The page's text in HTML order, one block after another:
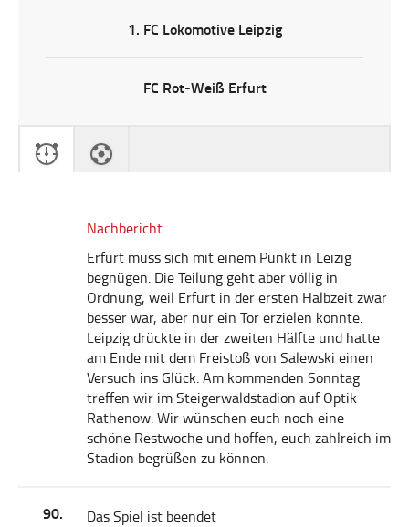
1. FC Lokomotive Leipzig
FC Rot-Weiß Erfurt
Nachbericht
Erfurt muss sich mit einem Punkt in Leizig
begnügen. Die Teilung geht aber völlig in
Ordnung, weil Erfurt in der ersten Halbzeit zwar
besser war, aber nur ein Tor erzielen konnte.
Leipzig drückte in der zweiten Hälfte und hatte
am Ende mit dem Freistoß von Salewski einen
Versuch ins Glück. Am kommenden Sonntag
treffen wir im Steigerwaldstadion auf Optik
Rathenow. Wir wünschen euch noch eine
schöne Restwoche und hoffen, euch zahlreich im
Stadion begrüßen zu können.
90. Das Spiel ist beendet